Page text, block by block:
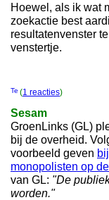
Hoewel, als ik wat
zoekactie best
resultatenvenster
venstertje.
(1 reacties)
Sesam
GroenLinks (GL)
bij de overheid.
voorbeeld geven
monopolisten op
van GL: "De
worden."